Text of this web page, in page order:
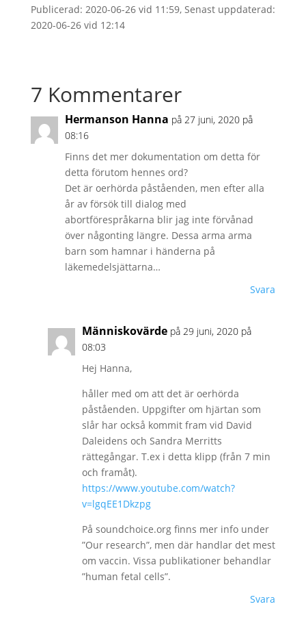
Publicerad: 2020-06-26 vid 11:59, Senast uppdaterad:
2020-06-26 vid 12:14
7 Kommentarer
Hermanson Hanna på 27 juni, 2020 på
08:16
Finns det mer dokumentation om detta för
detta förutom hennes ord?
Det är oerhörda påståenden, men efter alla
år av försök till dialog med
abortförespråkarna blir jag inte förvånad
över någonting längre. Dessa arma arma
barn som hamnar i händerna på
läkemedelsjättarna…
Svara
Människovärde på 29 juni, 2020 på
08:03
Hej Hanna,
håller med om att det är oerhörda
påståenden. Uppgifter om hjärtan som
slår har också kommit fram vid David
Daleidens och Sandra Merritts
rättegångar. T.ex i detta klipp (från 7 min
och framåt).
https://www.youtube.com/watch?
v=lgqEE1Dkzpg
På soundchoice.org finns mer info under
”Our research”, men där handlar det mest
om vaccin. Vissa publikationer behandlar
”human fetal cells”.
Svara